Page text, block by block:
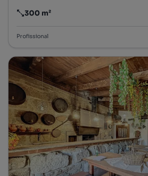
Preço por metro quadrado
300 m²
Profissional